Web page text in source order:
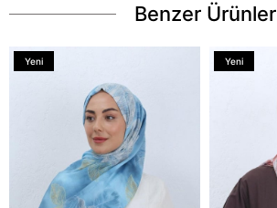
Benzer Ürünler
Yeni
Yeni